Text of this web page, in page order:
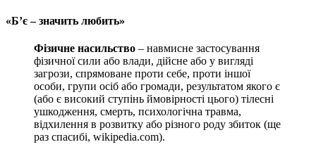
«Б’є – значить любить»
Фізичне насильство – навмисне застосування
фізичної сили або влади, дійсне або у вигляді
загрози, спрямоване проти себе, проти іншої
особи, групи осіб або громади, результатом якого є
(або є високий ступінь ймовірності цього) тілесні
ушкодження, смерть, психологічна травма,
відхилення в розвитку або різного роду збиток (ще
раз спасибі, wikipedia.com).